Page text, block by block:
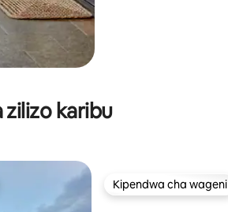
karibu
Kipendwa cha wageni
Kipendwa cha wageni